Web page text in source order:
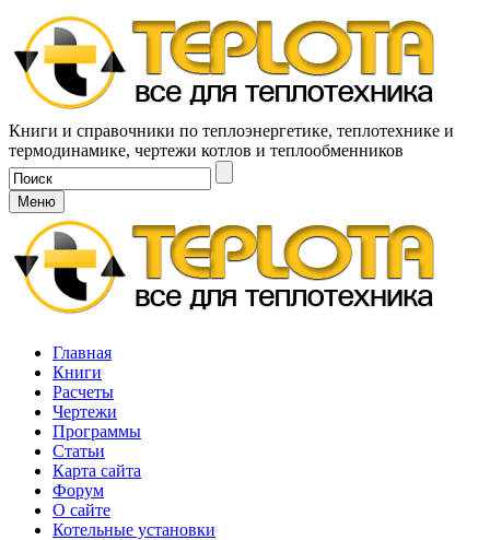
Книги и справочники по теплоэнергетике, теплотехнике и
термодинамике, чертежи котлов и теплообменников
Меню
Главная
Книги
Расчеты
Чертежи
Программы
Статьи
Карта сайта
Форум
О сайте
Котельные установки